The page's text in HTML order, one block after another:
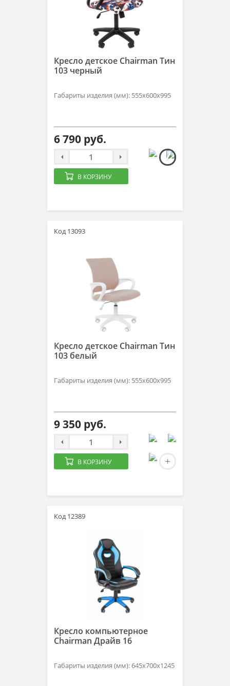
Кресло детское Chairman Тин
103 черный
Габариты изделия (мм): 555х600х995
6 790 руб.
В КОРЗИНУ
Код 13093
Кресло детское Chairman Тин
103 белый
Габариты изделия (мм): 555х600х995
9 350 руб.
В КОРЗИНУ
Код 12389
Кресло компьютерное
Chairman Драйв 16
Габариты изделия (мм): 645x700x1245